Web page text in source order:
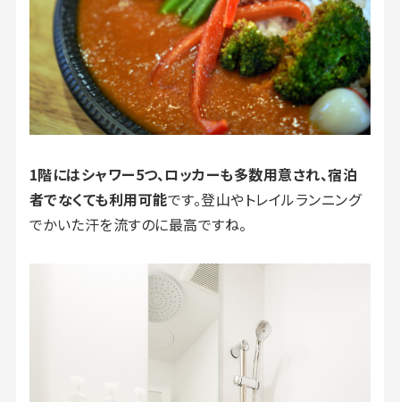
1階にはシャワー5つ、ロッカーも多数用意され、宿泊
者でなくても利用可能です。登山やトレイルランニング
でかいた汗を流すのに最高ですね。